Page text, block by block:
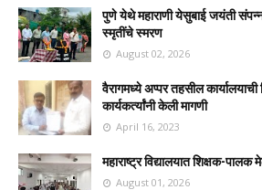
पुणे येथे महाराणी येसुबाई जयंती
स्मृतींचे स्मरण
August 02, 2026
वैरागमध्ये अप्पर तहसील कार्यालयाची
कार्यकर्त्यांनी केली मागणी
April 16, 2023
महाराष्ट्र विद्यालयात शिक्षक-पालक
August 01, 2026